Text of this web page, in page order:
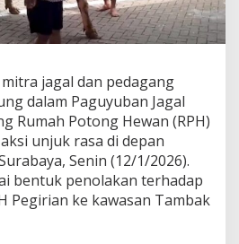
jagal dan pedagang
dalam Paguyuban Jagal
Rumah Potong Hewan (RPH)
unjuk rasa di depan
Senin (12/1/2026).
bentuk penolakan terhadap
Pegirian ke kawasan Tambak